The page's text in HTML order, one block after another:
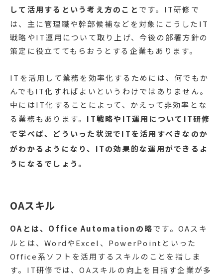
して活用するという考え方のこと です。IT研修で
は、主に管理職や幹部候補などを対象にこうしたIT
戦略やIT運用について取り上げ、今後の部署方針の
策定に役立ててもらおうとする企業もあります。
ITを活用して業務を効率化するためには、何でもか
んでもIT化すればよいというわけではありません。
中にはIT化することによって、かえって非効率とな
る業務もあります。 IT戦略やIT運用についてIT研修
で学べば、どういった状況でITを活用すべきなのか
がわかるようになり、ITの効果的な運用ができるよ
うになるでしょう。
OAスキル
OAとは、Office Automationの略です。OAスキ
ルとは、WordやExcel、PowerPointといった
Office系ソフトを活用するスキルのことを指しま
す。IT研修では、OAスキルの向上を目指す企業が多